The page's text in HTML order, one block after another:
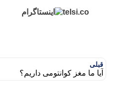
telsi.co
قبلی
آیا ما مغز کوانتومی داریم؟